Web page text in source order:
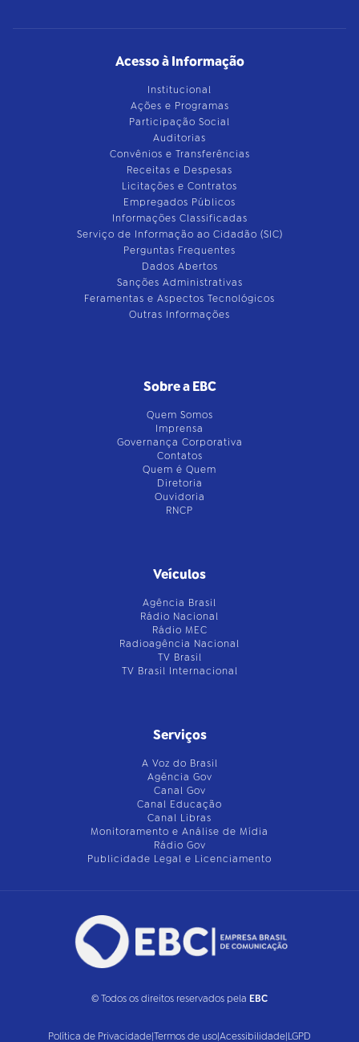
Acesso à Informação
Institucional
Ações e Programas
Participação Social
Auditorias
Convênios e Transferências
Receitas e Despesas
Licitações e Contratos
Empregados Públicos
Informações Classificadas
Serviço de Informação ao Cidadão (SIC)
Perguntas Frequentes
Dados Abertos
Sanções Administrativas
Feramentas e Aspectos Tecnológicos
Outras Informações
Sobre a EBC
Quem Somos
Imprensa
Governança Corporativa
Contatos
Quem é Quem
Diretoria
Ouvidoria
RNCP
Veículos
Agência Brasil
Rádio Nacional
Rádio MEC
Radioagência Nacional
TV Brasil
TV Brasil Internacional
Serviços
A Voz do Brasil
Agência Gov
Canal Gov
Canal Educação
Canal Libras
Monitoramento e Análise de Mídia
Rádio Gov
Publicidade Legal e Licenciamento
© Todos os direitos reservados pela EBC
Política de Privacidade|Termos de uso|Acessibilidade|LGPD